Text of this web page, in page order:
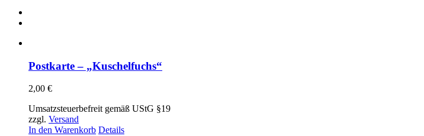
Postkarte – „Kuschelfuchs“
2,00 €
Umsatzsteuerbefreit gemäß UStG §19
zzgl. Versand
In den Warenkorb Details